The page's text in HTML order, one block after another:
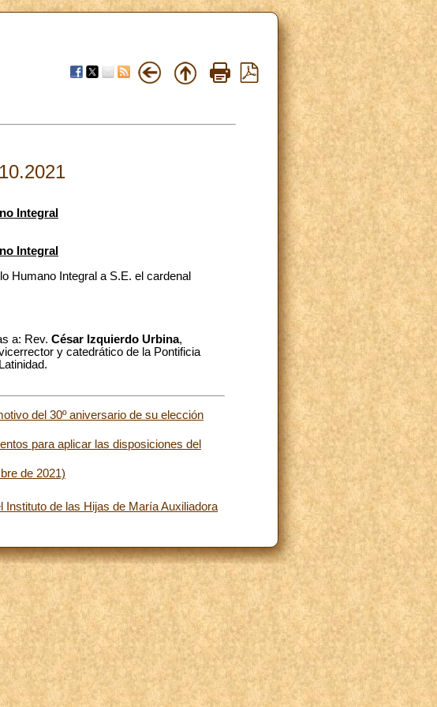
Integral
Integral
Humano Integral a S.E. el cardenal
a: Rev. César Izquierdo Urbina,
y catedrático de la Pontificia
del 30º aniversario de su elección
para aplicar las disposiciones del
de 2021)
Instituto de las Hijas de María Auxiliadora